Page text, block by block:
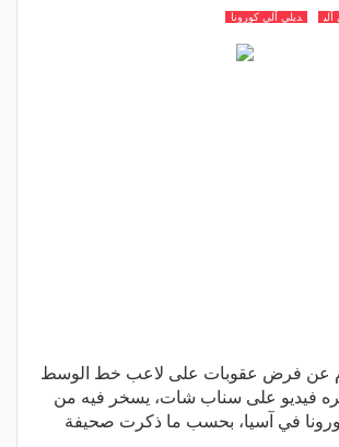
ديلي آلي كورونا
عن فرض عقوبات على لاعب خط الوسط
فيديو على سناب شات، يسخر فيه من
في آسيا، بحسب ما ذكرت صحيفة